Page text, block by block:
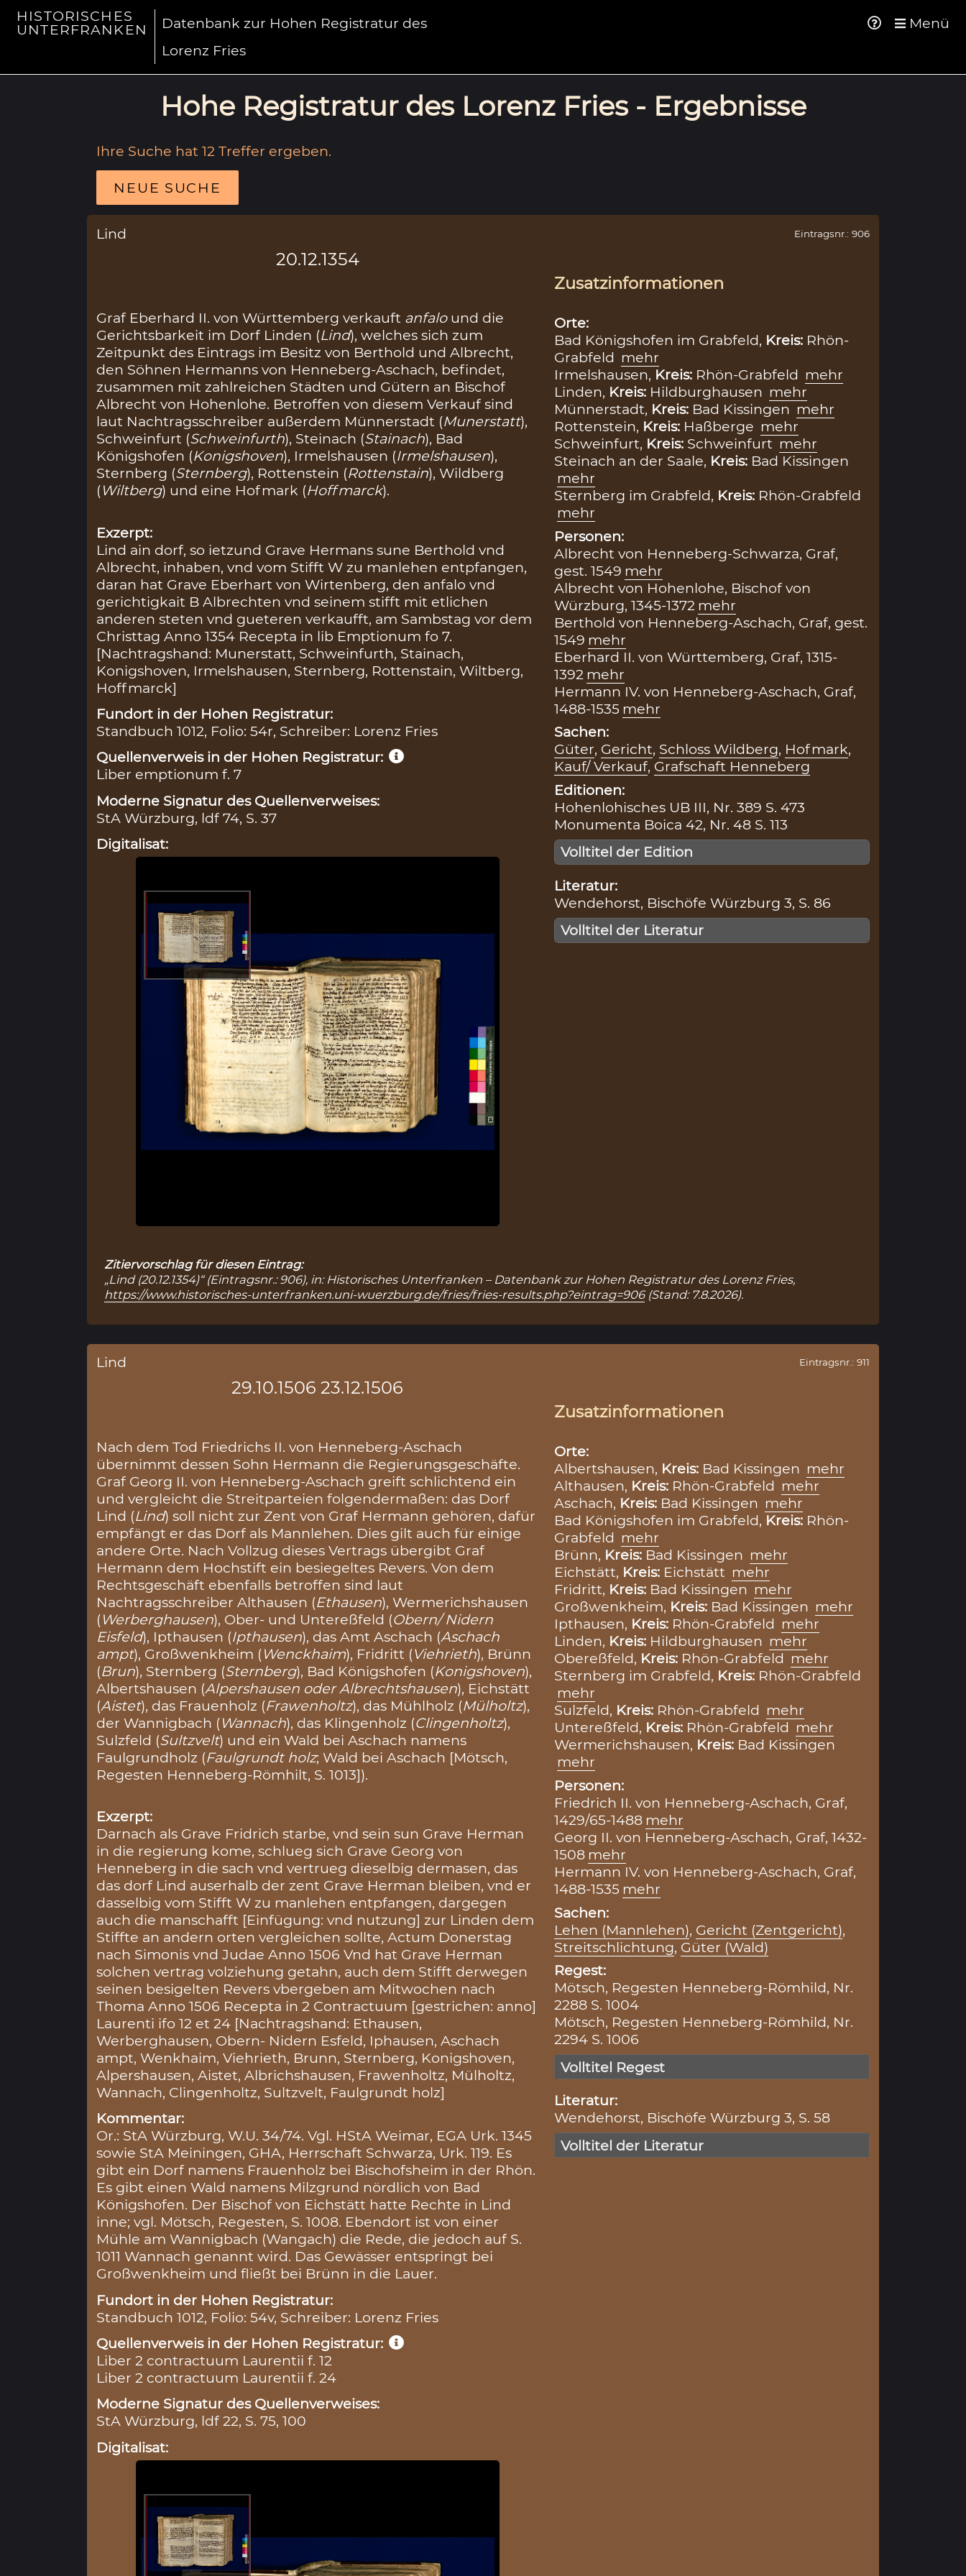
HISTORISCHES
UNTERFRANKEN
Datenbank zur Hohen Registratur des
Lorenz Fries
Menü
Hohe Registratur des Lorenz Fries - Ergebnisse
Ihre Suche hat 12 Treffer ergeben.
NEUE SUCHE
Lind
20.12.1354
Graf Eberhard II. von Württemberg verkauft anfalound die
Gerichtsbarkeit im Dorf Linden (Lind), welches sich zum
Zeitpunkt des Eintrags im Besitz von Berthold und Albrecht,
den Söhnen Hermanns von Henneberg-Aschach, befindet,
zusammen mit zahlreichen Städten und Gütern an Bischof
Albrecht von Hohenlohe. Betroffen von diesem Verkauf sind
laut Nachtragsschreiber außerdem Münnerstadt (Munerstatt),
Schweinfurt (Schweinfurth), Steinach (Stainach), Bad
Königshofen (Konigshoven), Irmelshausen (Irmelshausen),
Sternberg (Sternberg), Rottenstein (Rottenstain), Wildberg
(Wiltberg) und eine Hofmark (Hoffmarck).
Exzerpt:
Lind ain dorf, so ietzund Grave Hermans sune Berthold vnd
Albrecht, inhaben, vnd vom Stifft W zu manlehen entpfangen,
daran hat Grave Eberhart von Wirtenberg, den anfalo vnd
gerichtigkait B Albrechten vnd seinem stifft mit etlichen
anderen steten vnd gueteren verkaufft, am Sambstag vor dem
Christtag Anno 1354 Recepta in lib Emptionum fo 7.
[Nachtragshand: Munerstatt, Schweinfurth, Stainach,
Konigshoven, Irmelshausen, Sternberg, Rottenstain, Wiltberg,
Hoffmarck]
Fundort in der Hohen Registratur:
Standbuch 1012, Folio: 54r, Schreiber: Lorenz Fries
Quellenverweis in der Hohen Registratur:
Liber emptionum f. 7
Moderne Signatur des Quellenverweises:
StA Würzburg, ldf 74, S. 37
Digitalisat:
Eintragsnr.: 906
Zusatzinformationen
Orte:
Bad Königshofen im Grabfeld, Kreis: Rhön-
Grabfeld mehr
Irmelshausen, Kreis: Rhön-Grabfeld mehr
Linden, Kreis: Hildburghausen mehr
Münnerstadt, Kreis: Bad Kissingen mehr
Rottenstein, Kreis: Haßberge mehr
Schweinfurt, Kreis: Schweinfurt mehr
Steinach an der Saale, Kreis: Bad Kissingen
mehr
Sternberg im Grabfeld, Kreis: Rhön-Grabfeld
mehr
Personen:
Albrecht von Henneberg-Schwarza, Graf,
gest. 1549 mehr
Albrecht von Hohenlohe, Bischof von
Würzburg, 1345-1372 mehr
Berthold von Henneberg-Aschach, Graf, gest.
1549 mehr
Eberhard II. von Württemberg, Graf, 1315-
1392 mehr
Hermann IV. von Henneberg-Aschach, Graf,
1488-1535 mehr
Sachen:
Güter, Gericht, Schloss Wildberg, Hofmark,
Kauf/ Verkauf, Grafschaft Henneberg
Editionen:
Hohenlohisches UB III, Nr. 389 S. 473
Monumenta Boica 42, Nr. 48 S. 113
Volltitel der Edition
Literatur:
Wendehorst, Bischöfe Würzburg 3, S. 86
Volltitel der Literatur
Zitiervorschlag für diesen Eintrag:
„Lind (20.12.1354)“ (Eintragsnr.: 906), in: Historisches Unterfranken – Datenbank zur Hohen Registratur des Lorenz Fries,
https://www.historisches-unterfranken.uni-wuerzburg.de/fries/fries-results.php?eintrag=906(Stand: 7.8.2026).
Lind
29.10.1506 23.12.1506
Nach dem Tod Friedrichs II. von Henneberg-Aschach
übernimmt dessen Sohn Hermann die Regierungsgeschäfte.
Graf Georg II. von Henneberg-Aschach greift schlichtend ein
und vergleicht die Streitparteien folgendermaßen: das Dorf
Lind (Lind) soll nicht zur Zent von Graf Hermann gehören, dafür
empfängt er das Dorf als Mannlehen. Dies gilt auch für einige
andere Orte. Nach Vollzug dieses Vertrags übergibt Graf
Hermann dem Hochstift ein besiegeltes Revers. Von dem
Rechtsgeschäft ebenfalls betroffen sind laut
Nachtragsschreiber Althausen (Ethausen), Wermerichshausen
(Werberghausen), Ober- und Untereßfeld (Obern/ Nidern
Eisfeld), Ipthausen (Ipthausen), das Amt Aschach (Aschach
ampt), Großwenkheim (Wenckhaim), Fridritt (Viehrieth), Brünn
(Brun), Sternberg (Sternberg), Bad Königshofen (Konigshoven),
Albertshausen (Alpershausen oder Albrechtshausen), Eichstätt
(Aistet), das Frauenholz (Frawenholtz), das Mühlholz (Mülholtz),
der Wannigbach (Wannach), das Klingenholz (Clingenholtz),
Sulzfeld (Sultzvelt) und ein Wald bei Aschach namens
Faulgrundholz (Faulgrundt holz; Wald bei Aschach [Mötsch,
Regesten Henneberg-Römhilt, S. 1013]).
Exzerpt:
Darnach als Grave Fridrich starbe, vnd sein sun Grave Herman
in die regierung kome, schlueg sich Grave Georg von
Henneberg in die sach vnd vertrueg dieselbig dermasen, das
das dorf Lind auserhalb der zent Grave Herman bleiben, vnd er
dasselbig vom Stifft W zu manlehen entpfangen, dargegen
auch die manschafft [Einfügung: vnd nutzung] zur Linden dem
Stiffte an andern orten vergleichen sollte, Actum Donerstag
nach Simonis vnd Judae Anno 1506 Vnd hat Grave Herman
solchen vertrag volziehung getahn, auch dem Stifft derwegen
seinen besigelten Revers vbergeben am Mitwochen nach
Thoma Anno 1506 Recepta in 2 Contractuum [gestrichen: anno]
Laurenti ifo 12 et 24 [Nachtragshand: Ethausen,
Werberghausen, Obern- Nidern Esfeld, Iphausen, Aschach
ampt, Wenkhaim, Viehrieth, Brunn, Sternberg, Konigshoven,
Alpershausen, Aistet, Albrichshausen, Frawenholtz, Mülholtz,
Wannach, Clingenholtz, Sultzvelt, Faulgrundt holz]
Kommentar:
Or.: StA Würzburg, W.U. 34/74. Vgl. HStA Weimar, EGA Urk. 1345
sowie StA Meiningen, GHA, Herrschaft Schwarza, Urk. 119. Es
gibt ein Dorf namens Frauenholz bei Bischofsheim in der Rhön.
Es gibt einen Wald namens Milzgrund nördlich von Bad
Königshofen. Der Bischof von Eichstätt hatte Rechte in Lind
inne; vgl. Mötsch, Regesten, S. 1008. Ebendort ist von einer
Mühle am Wannigbach (Wangach) die Rede, die jedoch auf S.
1011 Wannach genannt wird. Das Gewässer entspringt bei
Großwenkheim und fließt bei Brünn in die Lauer.
Fundort in der Hohen Registratur:
Standbuch 1012, Folio: 54v, Schreiber: Lorenz Fries
Quellenverweis in der Hohen Registratur:
Liber 2 contractuum Laurentii f. 12
Liber 2 contractuum Laurentii f. 24
Moderne Signatur des Quellenverweises:
StA Würzburg, ldf 22, S. 75, 100
Digitalisat:
Eintragsnr.: 911
Zusatzinformationen
Orte:
Albertshausen, Kreis: Bad Kissingen mehr
Althausen, Kreis: Rhön-Grabfeld mehr
Aschach, Kreis: Bad Kissingen mehr
Bad Königshofen im Grabfeld, Kreis: Rhön-
Grabfeld mehr
Brünn, Kreis: Bad Kissingen mehr
Eichstätt, Kreis: Eichstätt mehr
Fridritt, Kreis: Bad Kissingen mehr
Großwenkheim, Kreis: Bad Kissingen mehr
Ipthausen, Kreis: Rhön-Grabfeld mehr
Linden, Kreis: Hildburghausen mehr
Obereßfeld, Kreis: Rhön-Grabfeld mehr
Sternberg im Grabfeld, Kreis: Rhön-Grabfeld
mehr
Sulzfeld, Kreis: Rhön-Grabfeld mehr
Untereßfeld, Kreis: Rhön-Grabfeld mehr
Wermerichshausen, Kreis: Bad Kissingen
mehr
Personen:
Friedrich II. von Henneberg-Aschach, Graf,
1429/65-1488 mehr
Georg II. von Henneberg-Aschach, Graf, 1432-
1508 mehr
Hermann IV. von Henneberg-Aschach, Graf,
1488-1535 mehr
Sachen:
Lehen (Mannlehen), Gericht (Zentgericht),
Streitschlichtung, Güter (Wald)
Regest:
Mötsch, Regesten Henneberg-Römhild, Nr.
2288 S. 1004
Mötsch, Regesten Henneberg-Römhild, Nr.
2294 S. 1006
Volltitel Regest
Literatur:
Wendehorst, Bischöfe Würzburg 3, S. 58
Volltitel der Literatur